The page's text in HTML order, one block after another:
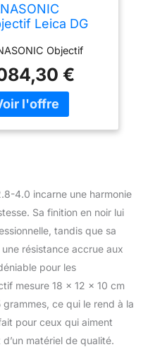
Leica DG
f/2.8-4Objectif
€
4.0 incarne une harmonie
Sa finition en noir lui
tandis que sa
résistance accrue aux
pour les
mesure 18 x 12 x 10 cm
ce qui le rend à la
pour ceux qui aiment
matériel de qualité.